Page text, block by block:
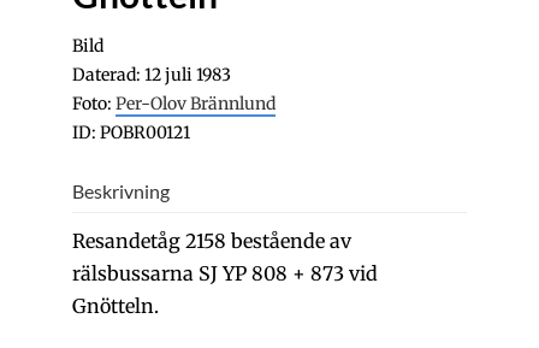
Bild
Daterad: 12 juli 1983
Foto: Per-Olov Brännlund
ID: POBR00121
Beskrivning
Resandetåg 2158 bestående av
rälsbussarna SJ YP 808 + 873 vid
Gnötteln.